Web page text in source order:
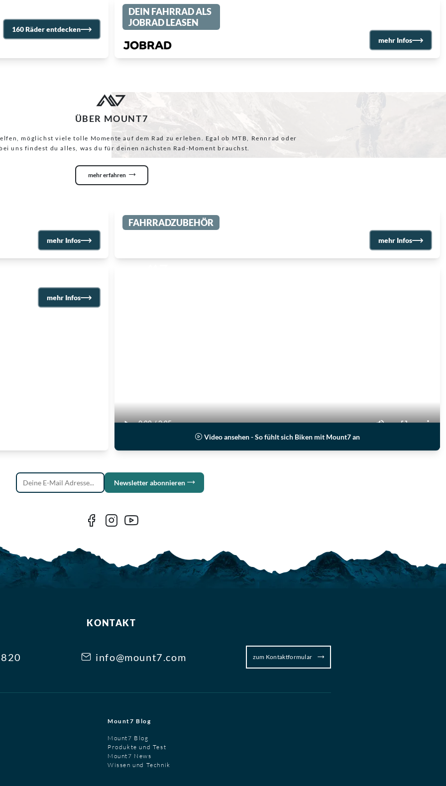
160 Räder entdecken
DEIN FAHRRAD ALS
JOBRAD LEASEN
mehr Infos
Video ansehen - So fühlt sich Biken mit Mount7 an
ÜBER MOUNT7
möglichst viele tolle Momente auf dem Rad zu erleben. Egal ob MTB, Rennrad oder
uns findest du alles, was du für deinen nächsten Rad-Moment brauchst.
mehr erfahren
mehr Infos
FAHRRADZUBEHÖR
mehr Infos
mehr Infos
Newsletter abonnieren
KONTAKT
info@mount7.com zum Kontaktformular
Mount7 Blog
Mount7 Blog
Produkte und Test
Mount7 News
Wissen und Technik